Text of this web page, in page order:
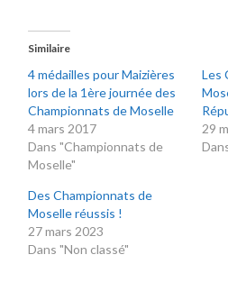
Similaire
4 médailles pour Maizières
lors de la 1ère journée des
Championnats de Moselle
4 mars 2017
Dans "Championnats de
Moselle"
Les
29
Des Championnats de
Moselle réussis !
27 mars 2023
Dans "Non classé"